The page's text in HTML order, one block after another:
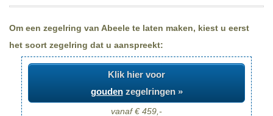
Om een zegelring van Abeele te laten maken, kiest u eerst
het soort zegelring dat u aanspreekt:
Klik hier voor
goudenzegelringen »
vanaf € 459,-